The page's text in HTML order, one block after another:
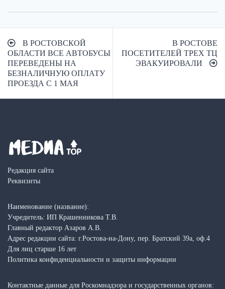
Навигация
по
записям
В РОСТОВСКОЙ
ОБЛАСТИ ВСЕ АВТОБУСЫ
ПЕРЕВЕДЕНЫ НА
БЕЗНАЛИЧНУЮ ОПЛАТУ
ПРОЕЗДА С 1 МАЯ
В РОСТОВЕ
ПОСЕТИТЕЛЕЙ ТРЕХ ТЦ
ЭВАКУИРОВАЛИ
Редакция сайта
Реквизиты
Наименование (название):
Учредитель: ИП Крашенникова Т.В.
Главный редактор Азаров А.В.
Адрес редакции сайта: г.Ростова-на-Дону, пер. Братский 39а, оф.4
Для лиц старше 16 лет
Политика конфиденциальности и защиты информации
Контактные данные для Роскомнадзора и государственных органов: